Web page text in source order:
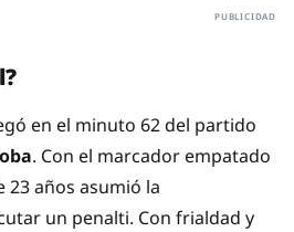
en el minuto 62 del partido
. Con el marcador empatado
23 años asumió la
un penalti. Con frialdad y